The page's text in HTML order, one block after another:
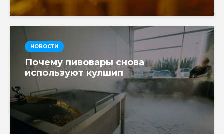
НОВОСТИ
Почему пивовары снова
используют кулшип